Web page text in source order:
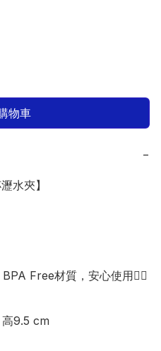
物車
−
水夾】
Free材質，安心使用👍🏻
9.5 cm